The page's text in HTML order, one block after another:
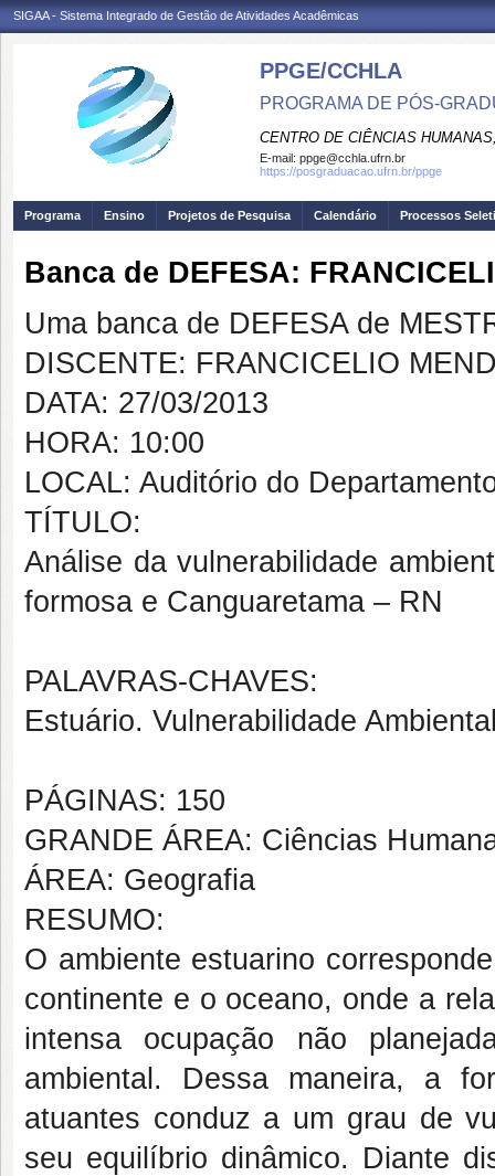
SIGAA - Sistema Integrado de Gestão de Atividades Acadêmicas
PPGE/CCHLA
PROGRAMA DE PÓS-
CENTRO DE CIÊNCIAS
E-mail: ppge@cchla.ufrn.br
https://posgraduacao.ufrn.br/ppge
Programa Ensino Projetos de Pesquisa Calendário Processos
Banca de DEFESA:
Uma banca de DEFESA de
DISCENTE: FRANCICELIO
DATA: 27/03/2013
HORA: 10:00
LOCAL: Auditório do
TÍTULO:
Análise da vulnerabilidade
formosa e Canguaretama – RN
PALAVRAS-CHAVES:
Estuário. Vulnerabilidade
PÁGINAS: 150
GRANDE ÁREA: Ciências
ÁREA: Geografia
RESUMO:
O ambiente estuarino
continente e o oceano, onde a
intensa ocupação não
ambiental. Dessa maneira, a
atuantes conduz a um grau de
seu equilíbrio dinâmico. Diante